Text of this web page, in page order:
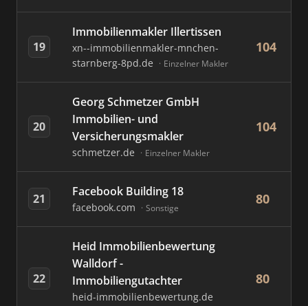
19
Immobilienmakler Illertissen
xn--immobilienmakler-mnchen-
starnberg-8pd.de
Einzelner Makler
104
20
Georg Schmetzer GmbH
Immobilien- und
Versicherungsmakler
schmetzer.de Einzelner Makler
104
21 Facebook Building 18
facebook.com Sonstige
80
22
Heid Immobilienbewertung
Walldorf -
Immobiliengutachter
heid-immobilienbewertung.de
80